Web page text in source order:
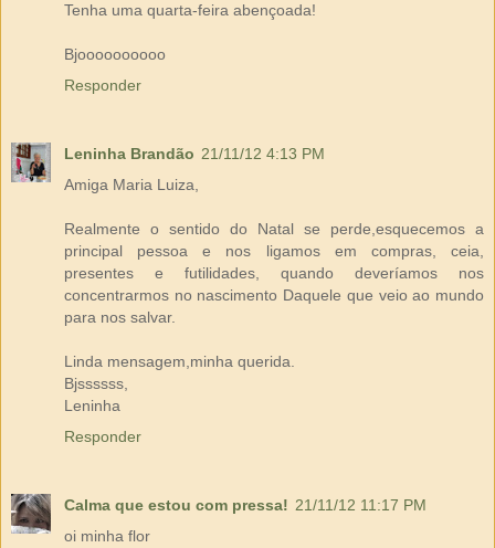
Tenha uma quarta-feira abençoada!
Bjoooooooooo
Responder
Leninha Brandão 21/11/12 4:13 PM
Amiga Maria Luiza,
Realmente o sentido do Natal se perde,esquecemos a
principal pessoa e nos ligamos em compras, ceia,
presentes e futilidades, quando deveríamos nos
concentrarmos no nascimento Daquele que veio ao mundo
para nos salvar.
Linda mensagem,minha querida.
Bjssssss,
Leninha
Responder
Calma que estou com pressa! 21/11/12 11:17 PM
oi minha flor